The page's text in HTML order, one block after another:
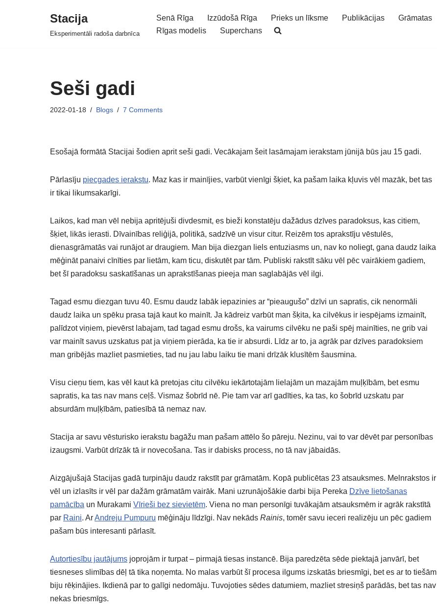
Stacija
Eksperimentāli radoša darbnīca
Senā Rīga Izzūdošā Rīga Prieks un līksme Publikācijas Grāmatas
Rīgas modelis
Superchans
Seši gadi
2022-01-18 Blogs 7 Comments
Esošajā formātā Stacijai šodien aprit seši gadi. Vecākajam šeit lasāmajam ierakstam jūnijā būs jau 15 gadi.
Pārlasīju piecgades ierakstu. Maz kas ir mainījies, varbūt vienīgi šķiet, ka pašam laika kļuvis vēl mazāk, bet tas
ir tikai likumsakarīgi.
Laikos, kad man vēl nebija apritējuši divdesmit, es bieži konstatēju dažādus dzīves paradoksus, kas citiem,
šķiet, likās ierasti. Dīvainības reliģijā, politikā, sadzīvē un visur citur. Reizēm tos aprakstīju vēstulēs,
dienasgrāmatās vai runājot ar draugiem. Man bija diezgan liels entuziasms un, nav ko noliegt, gana daudz laika
mēģināt panaivi cīnīties par lietām, kam ticu, diskutēt par tām. Publiski rakstīt sāku vēl pēc vairākiem gadiem,
bet šī paradoksu saskatīšanas un aprakstīšanas pieeja man saglabājās vēl ilgi.
Tagad esmu diezgan tuvu 40. Esmu daudz labāk iepazinies ar “pieaugušo” dzīvi un sapratis, cik nenormāli
daudz laika un spēku prasa tajā kaut ko mainīt. Ja kādreiz varbūt man šķita, ka cilvēkus ir iespējams izmainīt,
palīdzot viņiem, pievērst labajam, tad tagad esmu drošs, ka vairums cilvēku ne paši spēj mainīties, ne grib vai
var mainīt savus uzskatus pat ja viņiem pierāda, ka tie ir absurdi. Līdz ar to, ja agrāk par dzīves paradoksiem
man gribējās mazliet pasmieties, tad nu jau labu laiku tie mani drīzāk klusītēm šausmina.
Visu cieņu tiem, kas vēl kaut kā pretojas citu cilvēku iekārtotajām lielajām un mazajām muļķībām, bet esmu
sapratis, ka tas nav mans ceļš. Vismaz šobrīd nē. Pie tam var arī gadīties, ka tas, ko šobrīd uzskatu par
absurdām muļķībām, patiesībā tā nemaz nav.
Stacija ar savu vēsturisko ierakstu bagāžu man pašam attēlo šo pāreju. Nezinu, vai to var dēvēt par personības
izaugsmi. Varbūt drīzāk tā ir novecošana. Tas ir dabisks process, no tā nav jābaidās.
Aizgājušajā Stacijas gadā turpināju daudz rakstīt par grāmatām. Kopā publicētas 23 atsauksmes. Melnrakstos ir
vēl un izlasīts ir vēl par dažām grāmatām vairāk. Mani uzrunājošākie darbi bija Pereka Dzīve lietošanas
pamācība un Murakami Vīrieši bez sievietēm. Viena no man personīgi tuvākajām atsauksmēm ir agrāk rakstītā
par Raini. ArAndreju Pumpuru mēģināju līdzīgi. Nav nekāds Rainis, tomēr savu ieceri realizēju un pēc gadiem
pašam būs interesanti pārlasīt.
Autortiesību jautājums joprojām ir turpat – pirmajā tiesas instancē. Bija paredzēta sēde piektajā janvārī, bet
tiesneses slimības dēļ tā tika noņemta. No malas varbūt šī procesa ilgums izskatās briesmīgi, bet es ar to tiešām
biju rēķinājies. Ikdienā par to galīgi nedomāju. Tuvojoties sēdes datumiem, mazliet stresiņš parādās, bet tas nav
nekas briesmīgs.